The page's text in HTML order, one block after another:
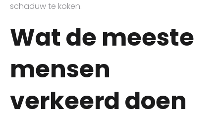
schaduw te koken.
Wat de meeste
mensen
verkeerd doen